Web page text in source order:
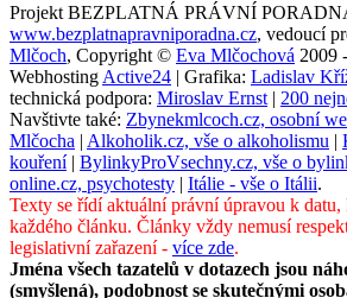
Projekt BEZPLATNÁ PRÁVNÍ
www.bezplatnapravniporadna.cz, vedoucí
Mlčoch, Copyright © Eva Mlčochová 2009
Webhosting Active24 | Grafika: Ladislav
technická podpora: Miroslav Ernst | 200
Navštivte také: Zbynekmlcoch.cz, osobní
Mlčocha | Alkoholik.cz, vše o alkoholismu |
kouření| BylinkyProVsechny.cz, vše o
online.cz, psychotesty | Itálie - vše o Itálii.
Texty se řídí aktuální právní úpravou k datu,
každého článku. Články vždy nemusí
legislativní zařazení - více zde.
Jména všech tazatelů v dotazech jsou
(smyšlená), podobnost se skutečnými